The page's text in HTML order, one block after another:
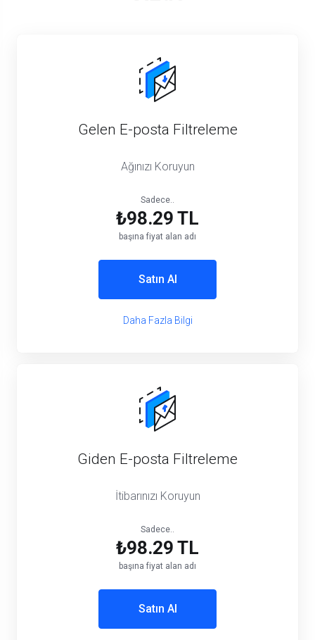
Gelen E-posta Filtreleme
Ağınızı Koruyun
Sadece..
₺98.29 TL
başına fiyat alan adı
Satın Al
Daha Fazla Bilgi
Giden E-posta Filtreleme
İtibarınızı Koruyun
Sadece..
₺98.29 TL
başına fiyat alan adı
Satın Al